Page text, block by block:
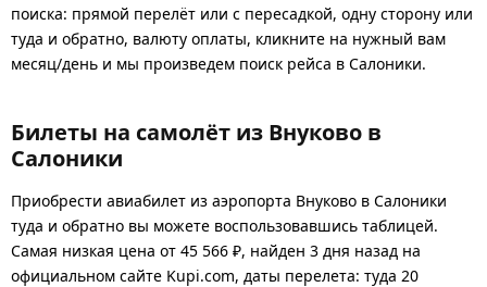
поиска: прямой перелёт или с пересадкой, одну сторону или
туда и обратно, валюту оплаты, кликните на нужный вам
месяц/день и мы произведем поиск рейса в Салоники.
Билеты на самолёт из Внуково в
Салоники
Приобрести авиабилет из аэропорта Внуково в Салоники
туда и обратно вы можете воспользовавшись таблицей.
Самая низкая цена от 45 566 ₽, найден 3 дня назад на
официальном сайте Kupi.com, даты перелета: туда 20